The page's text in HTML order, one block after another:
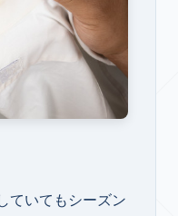
ていてもシーズン